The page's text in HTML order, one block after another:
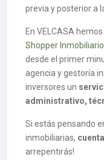
previa y posterior a
En VELCASA
Shopper Inmobiliario
desde el primer
agencia y gestoría
inversores un
administrativo,
Si estás pensando
inmobiliarias,
arrepentirás!